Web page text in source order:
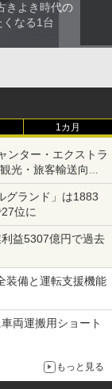
きよき時代の
なる1台
1カ月
ンター・エクストラ
光・旅客輸送向け
グランド」は1883
位に
益5307億円で過去
装備と運転支援機能
両運搬用ショート
もっと見る